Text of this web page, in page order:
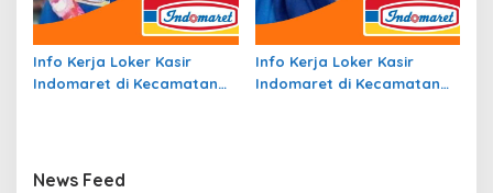
Info Kerja Loker Kasir
Indomaret di Kecamatan
Info Kerja Loker Kasir
Indomaret di Kecamatan
News Feed